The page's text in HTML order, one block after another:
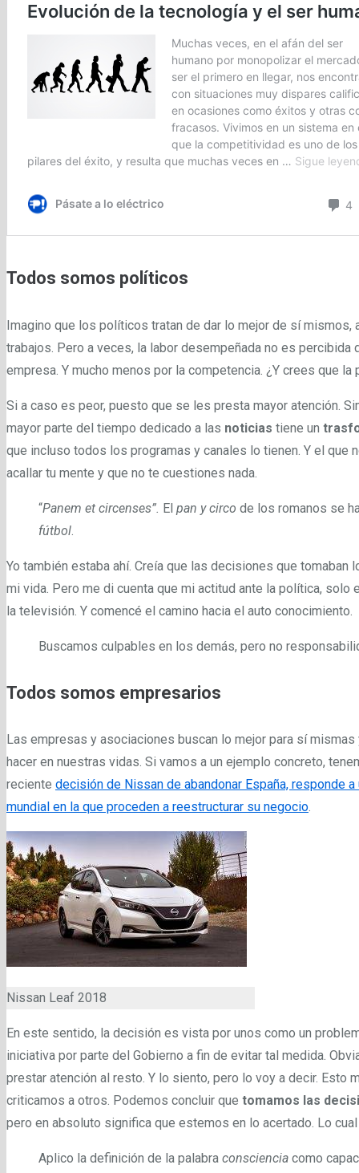
Todos somos políticos
Imagino que los políticos tratan de dar lo mejor de sí mismos,
trabajos. Pero a veces, la labor desempeñada no es
empresa. Y mucho menos por la competencia. ¿Y crees que
Si a caso es peor, puesto que se les presta mayor atención.
mayor parte del tiempo dedicado a las noticias tiene un
que incluso todos los programas y canales lo tienen. Y el que
acallar tu mente y que no te cuestiones nada.
“Panem et circenses”. El pan y circo de los romanos se
fútbol
Yo también estaba ahí. Creía que las decisiones que tomaban
mi vida. Pero me di cuenta que mi actitud ante la política, solo
la televisión. Y comencé el camino hacia el auto conocimiento.
Buscamos culpables en los demás, pero no
Todos somos empresarios
Las empresas y asociaciones buscan lo mejor para sí
hacer en nuestras vidas. Si vamos a un ejemplo concreto,
reciente decisión de Nissan de abandonar España, responde
mundial en la que proceden a reestructurar su negocio.
Nissan Leaf 2018
En este sentido, la decisión es vista por unos como un
iniciativa por parte del Gobierno a fin de evitar tal medida.
prestar atención al resto. Y lo siento, pero lo voy a decir. Esto
criticamos a otros. Podemos concluir que tomamos las
pero en absoluto significa que estemos en lo acertado. Lo
Aplico la definición de la palabra consciencia como